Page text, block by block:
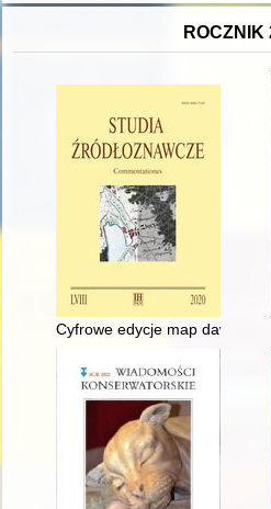
ROCZNIK
Cyfrowe edycje map dawnych